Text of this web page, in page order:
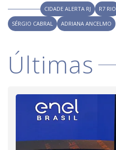
CIDADE ALERTA RJ R7 RIO
SÉRGIO CABRAL
ADRIANA ANCELMO
Últimas